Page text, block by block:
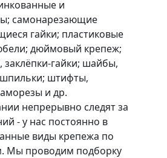
и
самонарезающие
гайки; пластиковые
дюймовый крепеж;
гайки; шайбы,
штифты,
и др.
непрерывно следят за
- у нас постоянно в
виды крепежа по
Мы проводим подборку